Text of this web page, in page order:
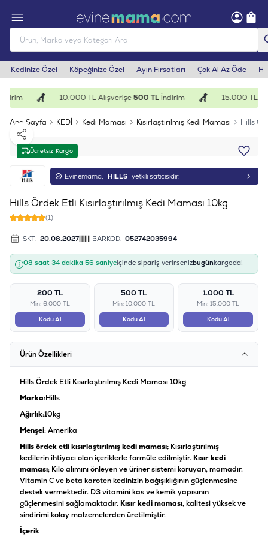
Kedinize Özel Köpeğinize Özel Ayın Fırsatları Çok Al Az Öde
10.000 TL Alışverişe500 TLİndirim 15.000 TL
Ana Sayfa KEDİ Kedi Maması Kısırlaştırılmış Kedi Maması Hills
Ücretsiz Kargo
Paylaş
Evinemama, HILLS yetkili satıcısıdır.
Hills Ördek Etli Kısırlaştırılmış Kedi Maması 10kg
(1)
SKT: 20.08.2027 BARKOD: 052742035994
08 saat 34 dakika 55 saniyeiçinde sipariş verirsenizbugünkargoda!
200 TL
Min: 6.000 TL
Kodu Al
500 TL
Min: 10.000 TL
Kodu Al
1.000 TL
Min: 15.000 TL
Kodu Al
Ürün Özellikleri
Hills Ördek Etli Kısırlaştırılmış Kedi Maması 10kg
Marka:Hills
Ağırlık:10kg
Menşei:Amerika
Hills ördek etli kısırlaştırılmış kedi maması; Kısırlaştırılmış
kedilerin ihtiyacı olan içeriklerle formüle edilmiştir. Kısır kedi
maması; Kilo alımını önleyen ve üriner sistemi koruyan, mamadır.
Vitamin C ve beta karoten kedinizin bağışıklığının güçlenmesine
destek vermektedir. D3 vitamini kas ve kemik yapısının
güçlenmesini sağlamaktadır. Kısır kedi maması,kalitesi yüksek ve
sindirimi kolay malzemelerden üretilmiştir.
İçerik